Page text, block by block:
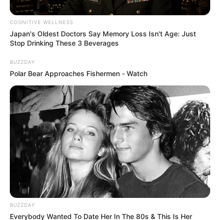
Leonel Giovanni Tovar Rondón
Alerta Tolima
Agosto 8, 2018
COGNITIVE WELLNESS
Japan's Oldest Doctors Say Memory Loss Isn't Age: Just
Stop Drinking These 3 Beverages
BUZZDAY
Polar Bear Approaches Fishermen - Watch
BUZZDAY
Everybody Wanted To Date Her In The 80s & This Is Her